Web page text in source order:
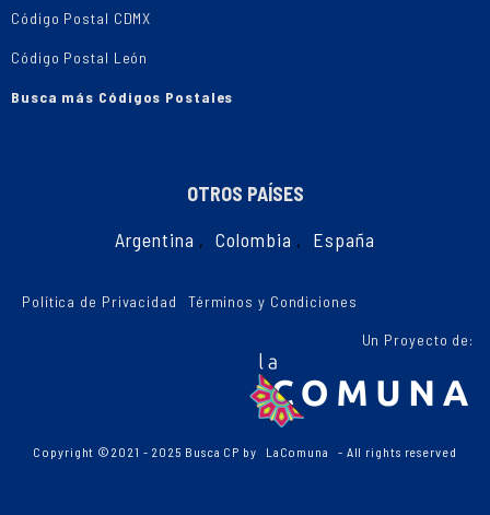
Código Postal CDMX
Código Postal León
Busca más Códigos Postales
OTROS PAÍSES
Argentina , Colombia , España
Política de Privacidad Términos y Condiciones
Un Proyecto de:
Copyright ©2021 - 2025 Busca CP by LaComuna - All rights reserved